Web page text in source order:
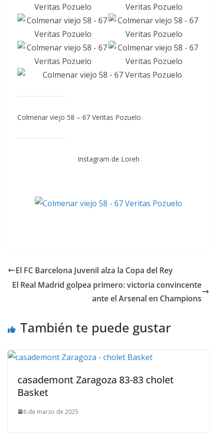
Colmenar viejo 58 – 67 Veritas Pozuelo
Instagram de Loreh
El FC Barcelona Juvenil alza la Copa del Rey
El Real Madrid golpea primero: victoria convincente
ante el Arsenal en Champions
También te puede gustar
casademont Zaragoza 83-83 cholet
Basket
6 de marzo de 2025